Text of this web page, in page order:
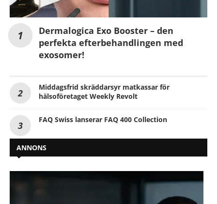
Dermalogica Exo Booster – den
perfekta efterbehandlingen med
exosomer!
Middagsfrid skräddarsyr matkassar för
hälsoföretaget Weekly Revolt
FAQ Swiss lanserar FAQ 400 Collection
ANNONS